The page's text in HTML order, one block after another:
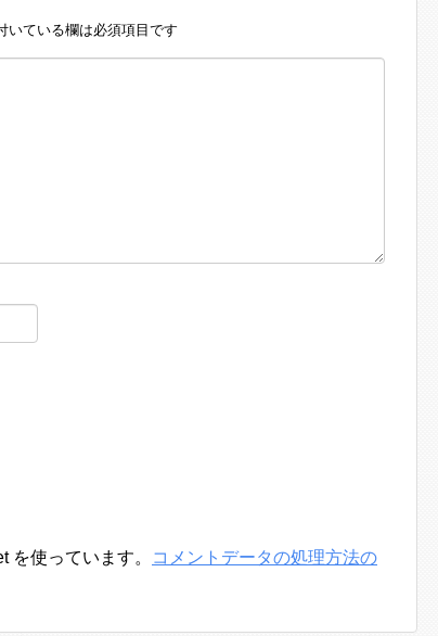
いている欄は必須項目です
を使っています。
コメントデータの処理方法の